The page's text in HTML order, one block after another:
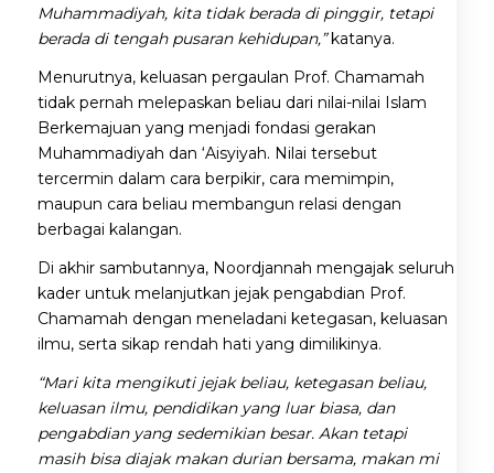
Muhammadiyah, kita tidak berada di pinggir, tetapi
berada di tengah pusaran kehidupan,”katanya.
Menurutnya, keluasan pergaulan Prof. Chamamah
tidak pernah melepaskan beliau dari nilai-nilai Islam
Berkemajuan yang menjadi fondasi gerakan
Muhammadiyah dan ‘Aisyiyah. Nilai tersebut
tercermin dalam cara berpikir, cara memimpin,
maupun cara beliau membangun relasi dengan
berbagai kalangan.
Di akhir sambutannya, Noordjannah mengajak seluruh
kader untuk melanjutkan jejak pengabdian Prof.
Chamamah dengan meneladani ketegasan, keluasan
ilmu, serta sikap rendah hati yang dimilikinya.
“Mari kita mengikuti jejak beliau, ketegasan beliau,
keluasan ilmu, pendidikan yang luar biasa, dan
pengabdian yang sedemikian besar. Akan tetapi
masih bisa diajak makan durian bersama, makan mi